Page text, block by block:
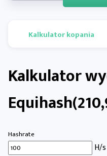
Kalkulator kopania
Kalkulator
Hashrate
H/s